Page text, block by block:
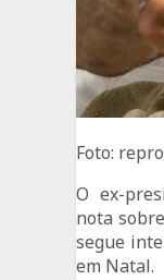
Foto:
O ex-
nota
segue
em Natal.